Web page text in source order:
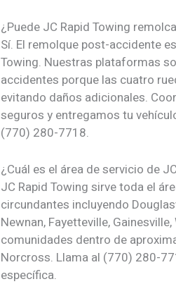
¿Puede JC Rapid Towing
Sí. El remolque post-accidente
Towing. Nuestras plataformas
accidentes porque las cuatro
evitando daños adicionales.
seguros y entregamos tu
(770) 280-7718.
¿Cuál es el área de servicio de
JC Rapid Towing sirve toda el
circundantes incluyendo
Newnan, Fayetteville,
comunidades dentro de
Norcross. Llama al (770) 280-
específica.